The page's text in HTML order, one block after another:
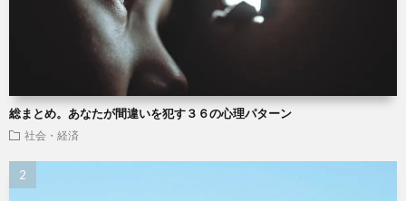
総まとめ。あなたが間違いを犯す３６の心理パターン
社会・経済